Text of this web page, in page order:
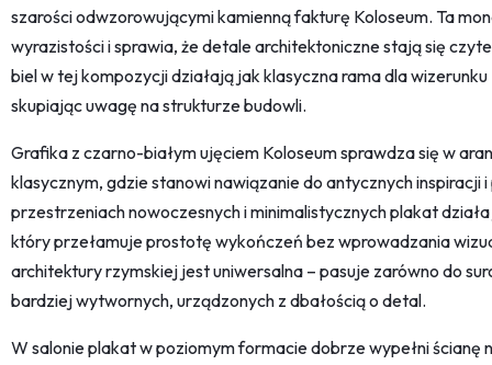
szarości odwzorowującymi kamienną fakturę Koloseum. Ta
wyrazistości i sprawia, że detale architektoniczne stają się
biel w tej kompozycji działają jak klasyczna rama dla
skupiając uwagę na strukturze budowli.
Grafika z czarno-białym ujęciem Koloseum sprawdza się w
klasycznym, gdzie stanowi nawiązanie do antycznych
przestrzeniach nowoczesnych i minimalistycznych plakat
który przełamuje prostotę wykończeń bez wprowadzania
architektury rzymskiej jest uniwersalna – pasuje zarówno do
bardziej wytwornych, urządzonych z dbałością o detal.
W salonie plakat w poziomym formacie dobrze wypełni ścianę